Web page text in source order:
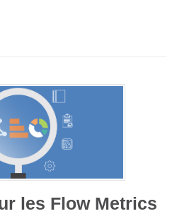
les Flow Metrics